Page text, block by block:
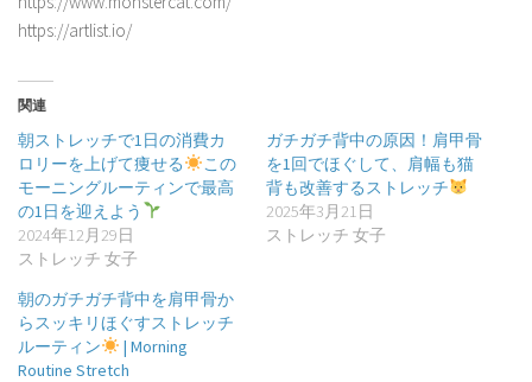
https://artlist.io/
関連
朝ストレッチで1日の消費カ
ロリーを上げて痩せる
この
モーニングルーティンで最高
の1日を迎えよう
2024年12月29日
ストレッチ 女子
ガチガチ背中の原因！肩甲骨
を1回でほぐして、肩幅も猫
背も改善するストレッチ
2025年3月21日
ストレッチ 女子
朝のガチガチ背中を肩甲骨か
らスッキリほぐすストレッチ
ルーティン
| Morning
Routine Stretch